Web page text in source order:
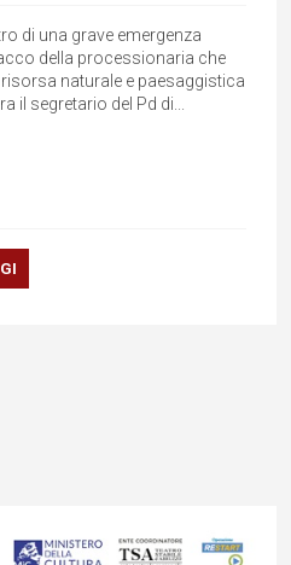
di una grave emergenza
della processionaria che
naturale e paesaggistica
il segretario del Pd di...